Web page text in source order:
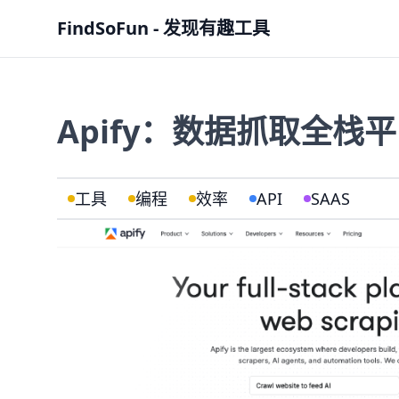
FindSoFun - 发现有趣工具
Apify：数据抓取全栈
工具 编程 效率 API SAAS